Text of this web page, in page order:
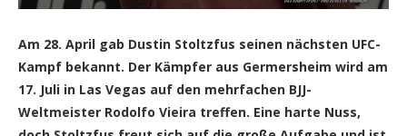
Am 28. April gab Dustin Stoltzfus seinen nächsten UFC-
Kampf bekannt. Der Kämpfer aus Germersheim wird am
17. Juli in Las Vegas auf den mehrfachen BJJ-
Weltmeister Rodolfo Vieira treffen. Eine harte Nuss,